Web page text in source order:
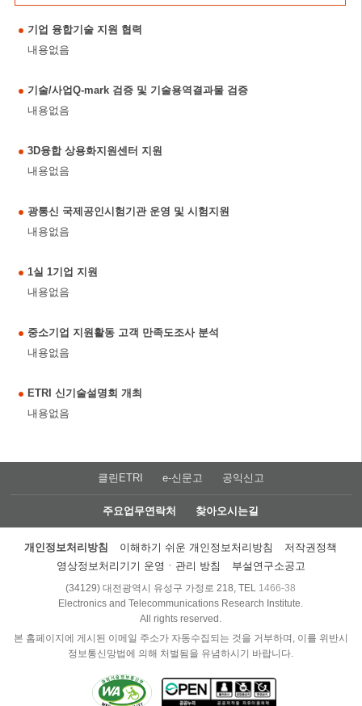
기업 융합기술 지원 협력
내용없음
기술/사업Q-mark 검증 및 기술용역결과물 검증
내용없음
3D융합 상용화지원센터 지원
내용없음
광통신 국제공인시험기관 운영 및 시험지원
내용없음
1실 1기업 지원
내용없음
중소기업 지원활동 고객 만족도조사 분석
내용없음
ETRI 신기술설명회 개최
내용없음
클린ETRI e-신문고 공익신고
주요업무연락처 찾아오시는길
개인정보처리방침 이해하기 쉬운 개인정보처리방침
저작권정책
영상정보처리기기 운영ㆍ관리 방침
부설연구소공고
(34129) 대전광역시 유성구 가정로 218, TEL 1466-38
Electronics and Telecommunications Research Institute.
All rights reserved.
본 홈페이지에 게시된 이메일 주소가 자동수집되는 것을 거부하며, 이를 위반시
정보통신망법에 의해 처벌됨을 유념하시기 바랍니다.